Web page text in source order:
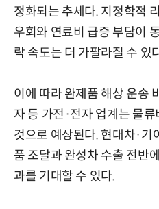
정화되는 추세다. 지정학적
우회와 연료비 급증 부담이
락 속도는 더 가팔라질 수 있
이에 따라 완제품 해상 운송
자 등 가전·전자 업계는 물
것으로 예상된다. 현대차·기
품 조달과 완성차 수출 전반
과를 기대할 수 있다.